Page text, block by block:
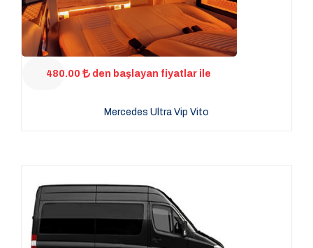
480.00 den başlayan fiyatlar ile
Mercedes Ultra Vip Vito